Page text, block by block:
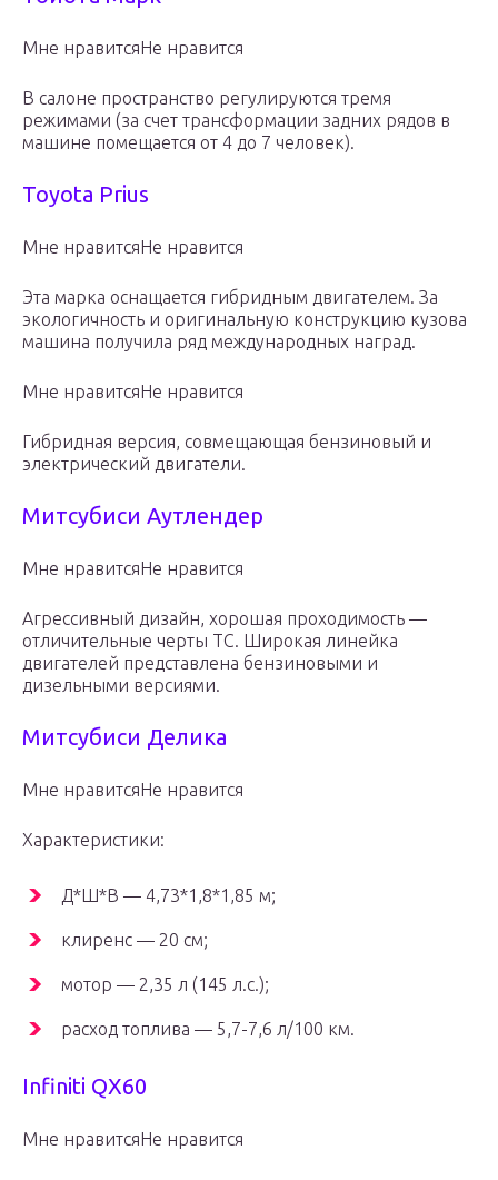
Мне нравитсяНе нравится
В салоне пространство регулируются тремя
режимами (за счет трансформации задних рядов в
машине помещается от 4 до 7 человек).
Toyota Prius
Мне нравитсяНе нравится
Эта марка оснащается гибридным двигателем. За
экологичность и оригинальную конструкцию кузова
машина получила ряд международных наград.
Мне нравитсяНе нравится
Гибридная версия, совмещающая бензиновый и
электрический двигатели.
Митсубиси Аутлендер
Мне нравитсяНе нравится
Агрессивный дизайн, хорошая проходимость —
отличительные черты ТС. Широкая линейка
двигателей представлена бензиновыми и
дизельными версиями.
Митсубиси Делика
Мне нравитсяНе нравится
Характеристики:
Д*Ш*В — 4,73*1,8*1,85 м;
клиренс — 20 см;
мотор — 2,35 л (145 л.с.);
расход топлива — 5,7-7,6 л/100 км.
Infiniti QX60
Мне нравитсяНе нравится